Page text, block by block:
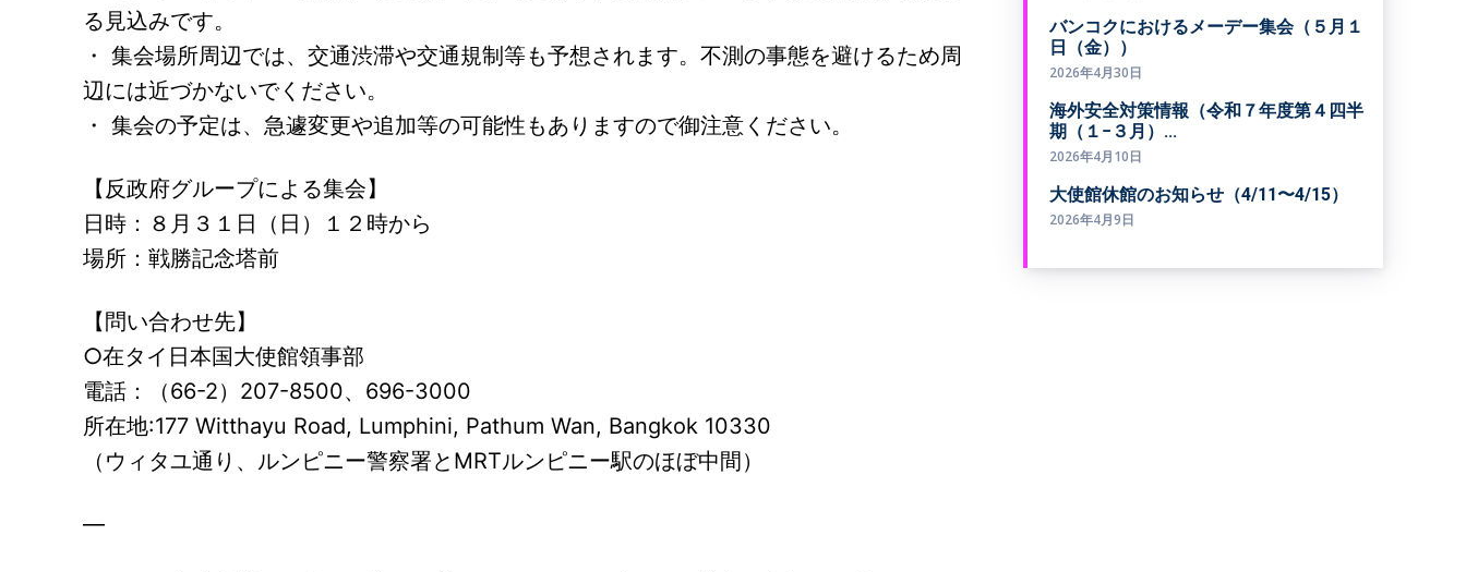
る見込みです。
・ 集会場所周辺では、交通渋滞や交通規制等も予想されます。不測の事態を避けるため周
辺には近づかないでください。
・ 集会の予定は、急遽変更や追加等の可能性もありますので御注意ください。
【反政府グループによる集会】
日時：８月３１日（日）１２時から
場所：戦勝記念塔前
【問い合わせ先】
○在タイ日本国大使館領事部
電話：（66-2）207-8500、696-3000
所在地:177 Witthayu Road, Lumphini, Pathum Wan, Bangkok 10330
（ウィタユ通り、ルンピニー警察署とMRTルンピニー駅のほぼ中間）
—
バンコクにおけるメーデー集会（５月１
日（金））
2026年4月30日
海外安全対策情報（令和７年度第４四半
期（１−３月）...
2026年4月10日
大使館休館のお知らせ（4/11〜4/15）
2026年4月9日